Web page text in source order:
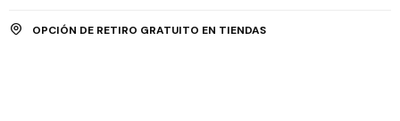
OPCIÓN DE RETIRO GRATUITO EN TIENDAS